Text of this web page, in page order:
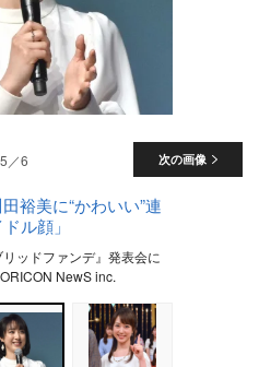
次の画像
5／6
裕美に“かわいい”連
ル顔」
リッドファンデ』発表会に
NewS inc.